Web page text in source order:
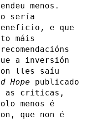
menos.
sería
e que
máis
a inversión
lles saíu
Hope publicado
as criticas,
menos é
que non é